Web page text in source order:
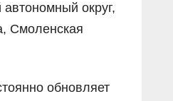
округ,
Смоленская
обновляет